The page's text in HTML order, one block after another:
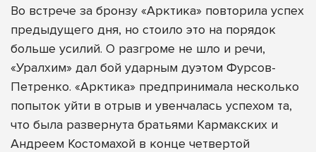
Во встрече за бронзу «Арктика» повторила успех
предыдущего дня, но стоило это на порядок
больше усилий. О разгроме не шло и речи,
«Уралхим» дал бой ударным дуэтом Фурсов-
Петренко. «Арктика» предпринимала несколько
попыток уйти в отрыв и увенчалась успехом та,
что была развернута братьями Кармакских и
Андреем Костомахой в конце четвертой